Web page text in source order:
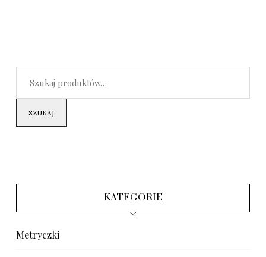
SZUKAJ
KATEGORIE
Metryczki